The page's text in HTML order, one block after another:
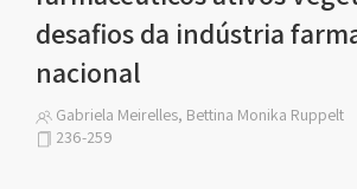
desafios da indústria
nacional
Gabriela Meirelles, Bettina Monika Ruppelt
236-259